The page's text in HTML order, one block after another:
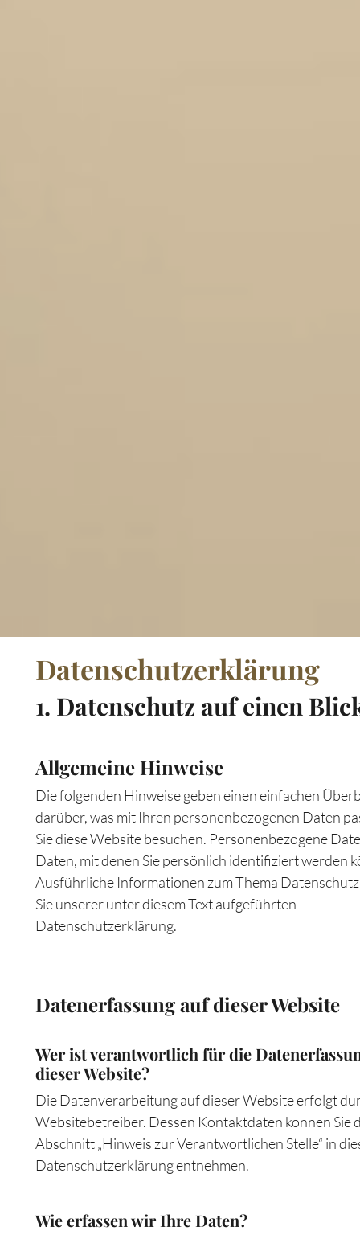
Datenschutz­erklärung
1. Datenschutz auf einen
Allgemeine Hinweise
Die folgenden Hinweise geben einen einfachen
darüber, was mit Ihren personenbezogenen Daten
Sie diese Website besuchen. Personenbezogene
Daten, mit denen Sie persönlich identifiziert werden
Ausführliche Informationen zum Thema
Sie unserer unter diesem Text aufgeführten
Datenschutzerklärung.
Datenerfassung auf dieser Website
Wer ist verantwortlich für die
dieser Website?
Die Datenverarbeitung auf dieser Website erfolgt
Websitebetreiber. Dessen Kontaktdaten können Sie
Abschnitt „Hinweis zur Verantwortlichen Stelle“ in
Datenschutzerklärung entnehmen.
Wie erfassen wir Ihre Daten?